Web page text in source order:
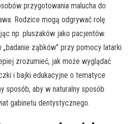
przygotowania malucha do
Rodzice mogą odgrywać rolę
np. pluszaków jako pacjentów.
ząbków” przy pomocy latarki
zrozumieć, jak może wyglądać
i bajki edukacyjne o tematyce
sposób, aby w naturalny sposób
gabinetu dentystycznego.